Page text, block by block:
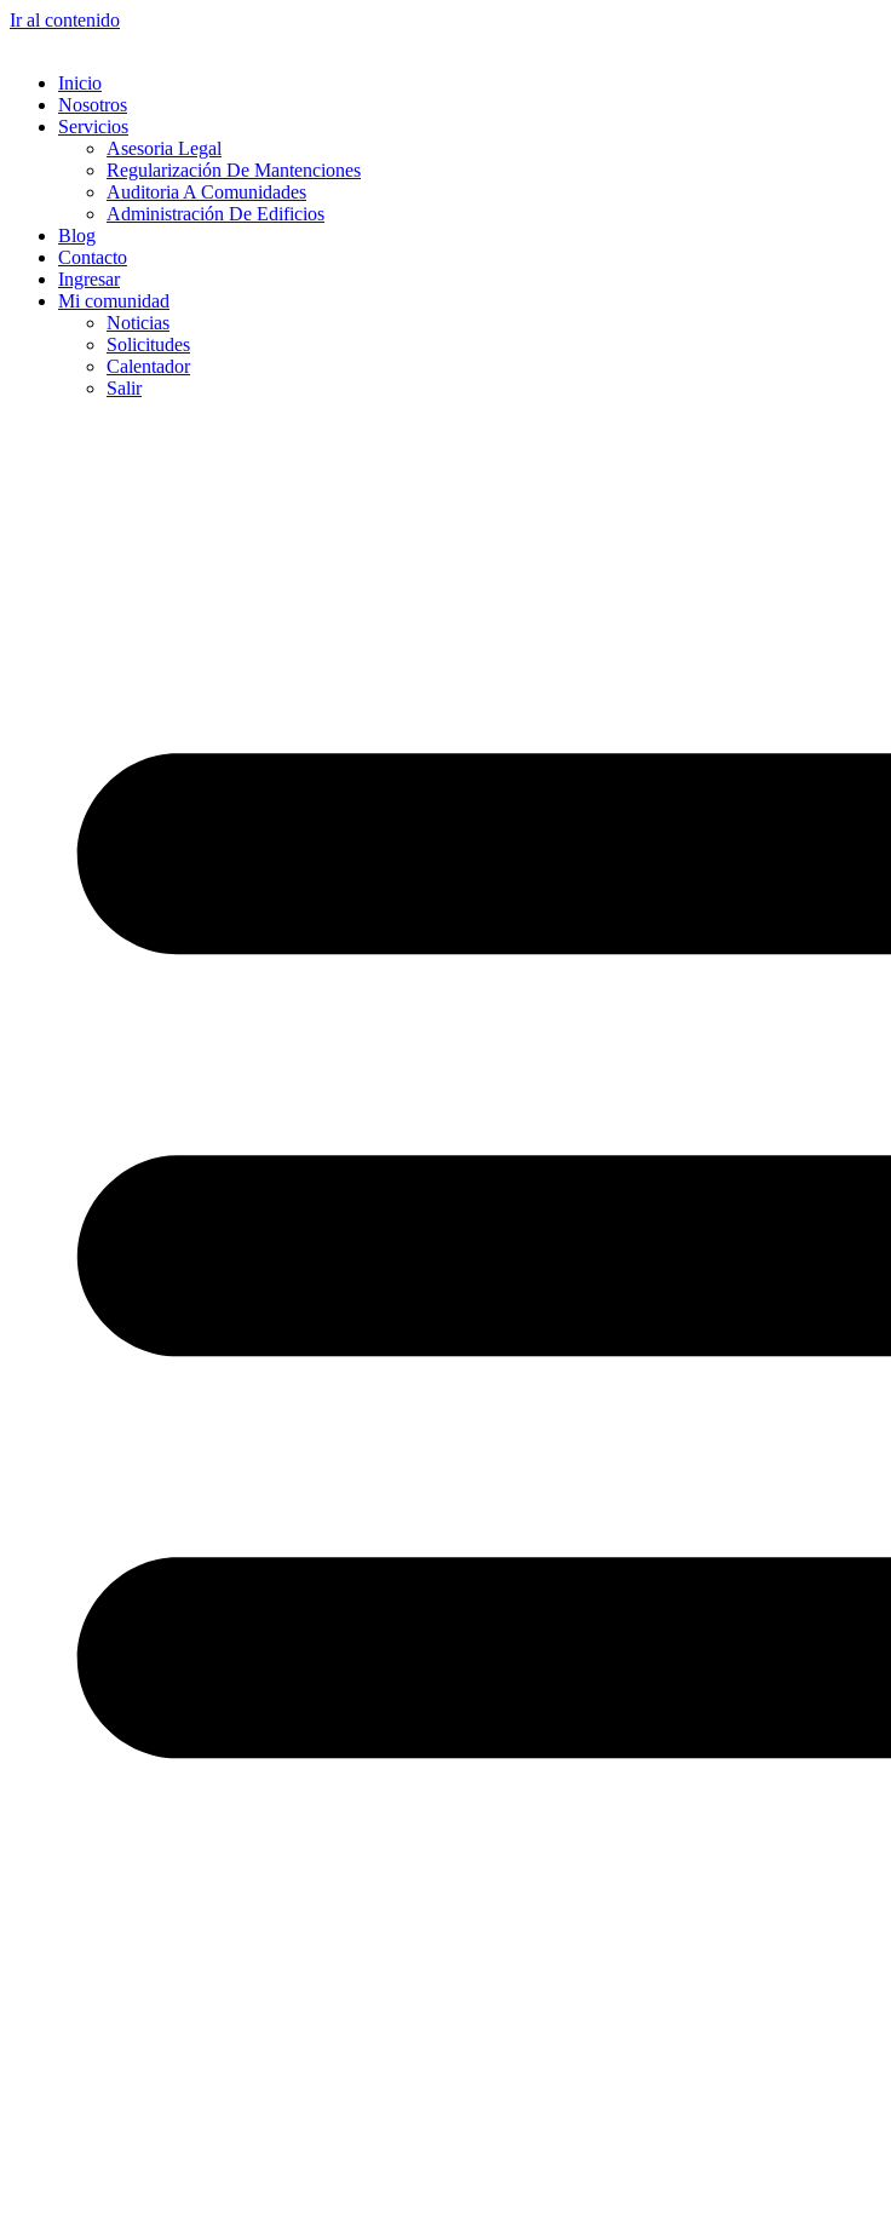
Ir al contenido
Inicio
Nosotros
Servicios
Asesoria Legal
Regularización De Mantenciones
Auditoria A Comunidades
Administración De Edificios
Blog
Contacto
Ingresar
Mi comunidad
Noticias
Solicitudes
Calentador
Salir